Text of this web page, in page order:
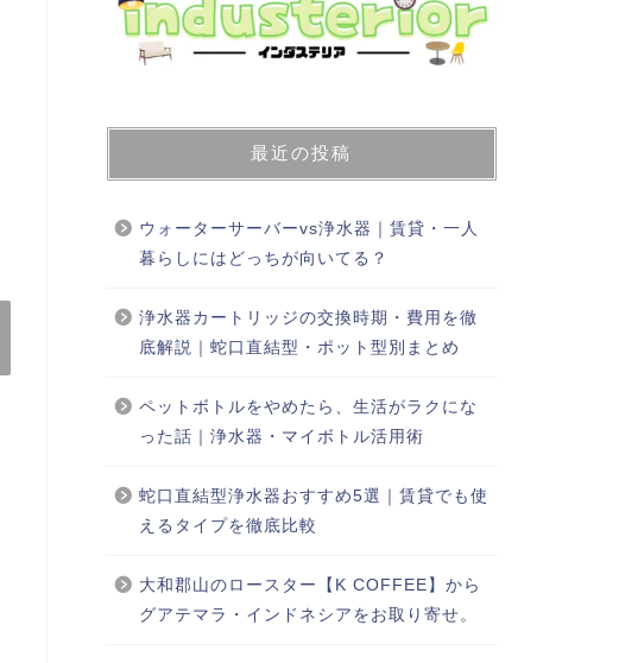
最近の投稿
ウォーターサーバーvs浄水器｜賃貸・一人
暮らしにはどっちが向いてる？
浄水器カートリッジの交換時期・費用を徹
底解説｜蛇口直結型・ポット型別まとめ
ペットボトルをやめたら、生活がラクにな
った話｜浄水器・マイボトル活用術
蛇口直結型浄水器おすすめ5選｜賃貸でも使
えるタイプを徹底比較
大和郡山のロースター【K COFFEE】から
グアテマラ・インドネシアをお取り寄せ。